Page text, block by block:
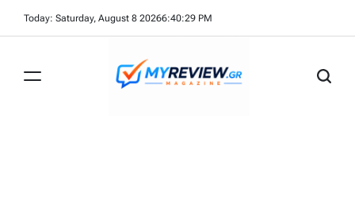
Today: Saturday, August 8 20266:40:29 PM